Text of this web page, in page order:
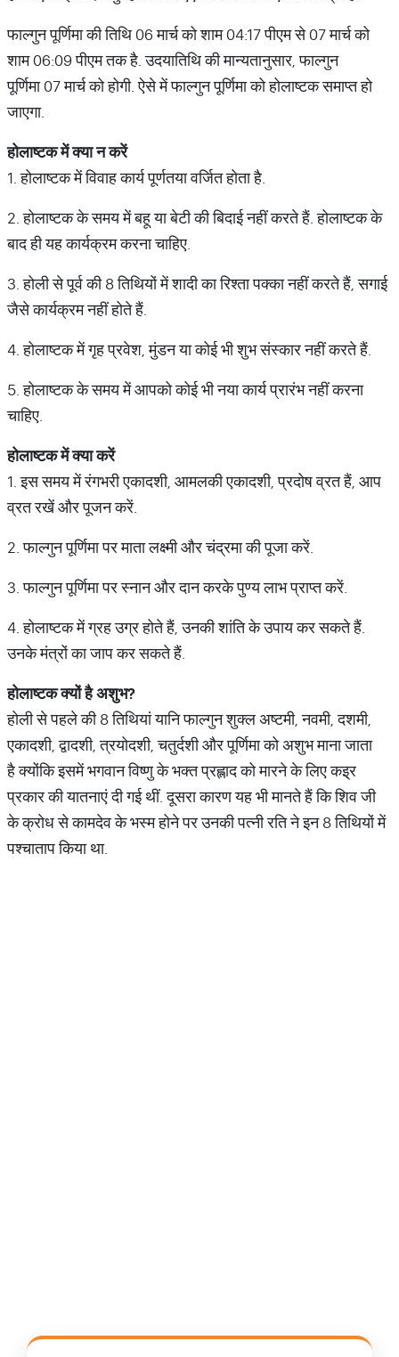
फाल्गुन पूर्णिमा की तिथि 06 मार्च को शाम 04:17 पीएम से 07 मार्च को
शाम 06:09 पीएम तक है. उदयातिथि की मान्यतानुसार, फाल्गुन
पूर्णिमा 07 मार्च को होगी. ऐसे में फाल्गुन पूर्णिमा को होलाष्टक समाप्त हो
जाएगा.
होलाष्टकमेंक्यानकरें
1. होलाष्टक में विवाह कार्य पूर्णतया वर्जित होता है.
2. होलाष्टक के समय में बहू या बेटी की बिदाई नहीं करते हैं. होलाष्टक के
बाद ही यह कार्यक्रम करना चाहिए.
3. होली से पूर्व की 8 तिथियों में शादी का रिश्ता पक्का नहीं करते हैं, सगाई
जैसे कार्यक्रम नहीं होते हैं.
4. होलाष्टक में गृह प्रवेश, मुंडन या कोई भी शुभ संस्कार नहीं करते हैं.
5. होलाष्टक के समय में आपको कोई भी नया कार्य प्रारंभ नहीं करना
चाहिए.
होलाष्टकमेंक्याकरें
1. इस समय में रंगभरी एकादशी, आमलकी एकादशी, प्रदोष व्रत हैं, आप
व्रत रखें और पूजन करें.
2. फाल्गुन पूर्णिमा पर माता लक्ष्मी और चंद्रमा की पूजा करें.
3. फाल्गुन पूर्णिमा पर स्नान और दान करके पुण्य लाभ प्राप्त करें.
4. होलाष्टक में ग्रह उग्र होते हैं, उनकी शांति के उपाय कर सकते हैं.
उनके मंत्रों का जाप कर सकते हैं.
होलाष्टकक्योंहैअशुभ?
होली से पहले की 8 तिथियां यानि फाल्गुन शुक्ल अष्टमी, नवमी, दशमी,
एकादशी, द्वादशी, त्रयोदशी, चतुर्दशी और पूर्णिमा को अशुभ माना जाता
है क्योंकि इसमें भगवान विष्णु के भक्त प्रह्लाद को मारने के लिए कइ्र
प्रकार की यातनाएं दी गई थीं. दूसरा कारण यह भी मानते हैं कि शिव जी
के क्रोध से कामदेव के भस्म होने पर उनकी पत्नी रति ने इन 8 तिथियों में
पश्चाताप किया था.